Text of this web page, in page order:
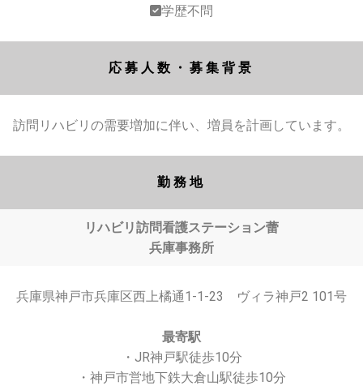
学歴不問
応募人数・募集背景
訪問リハビリの需要増加に伴い、増員を計画しています。
勤務地
リハビリ訪問看護ステーション蕾
兵庫事務所
兵庫県神戸市兵庫区西上橘通1-1-23 ヴィラ神戸2 101号
最寄駅
・JR神戸駅徒歩10分
・神戸市営地下鉄大倉山駅徒歩10分